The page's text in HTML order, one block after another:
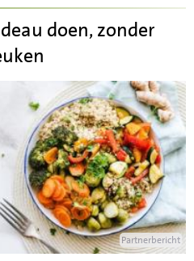
doen, zonder
Partnerbericht